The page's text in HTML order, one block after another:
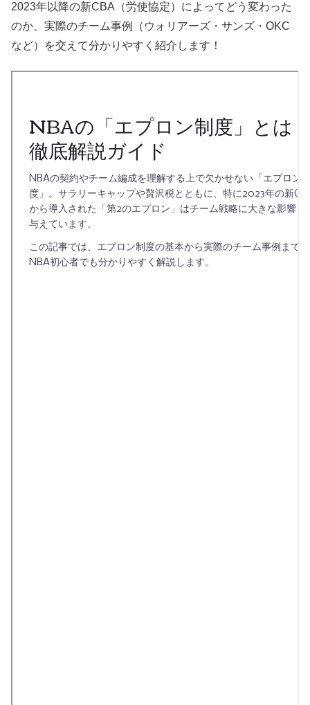
2023年以降の新CBA（労使協定）によってどう変わった
のか、実際のチーム事例（ウォリアーズ・サンズ・OKC
など）を交えて分かりやすく紹介します！